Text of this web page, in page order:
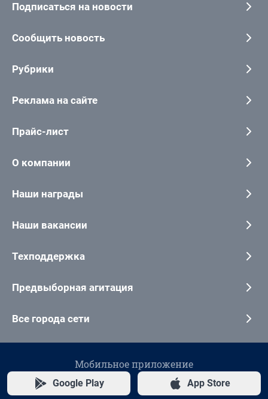
Подписаться на новости
Сообщить новость
Рубрики
Реклама на сайте
Прайс-лист
О компании
Наши награды
Наши вакансии
Техподдержка
Предвыборная агитация
Все города сети
Мобильное приложение
Google Play App Store